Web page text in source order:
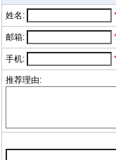
姓名:
邮箱:
手机:
推荐理由: